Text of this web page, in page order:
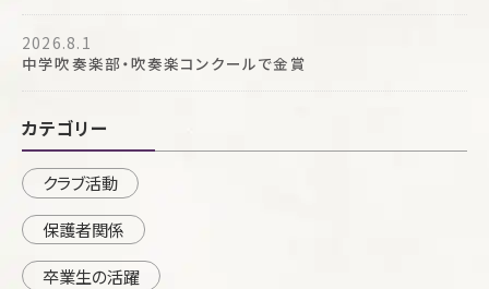
2026.8.1
中学吹奏楽部・吹奏楽コンクールで金賞
カテゴリー
クラブ活動
保護者関係
卒業生の活躍